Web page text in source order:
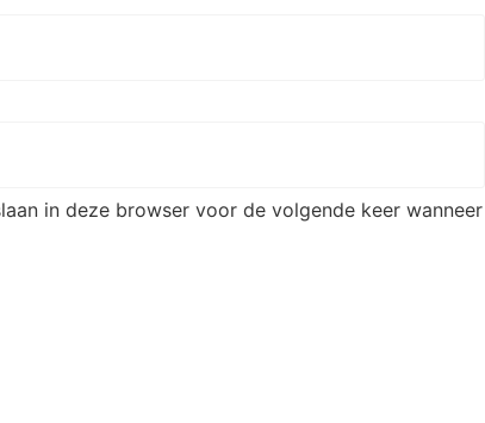
in deze browser voor de volgende keer wanneer